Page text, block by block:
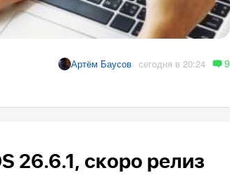
Артём Баусов сегодня в 20:24 9
26.6.1, скоро релиз